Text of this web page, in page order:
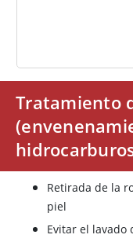
Tratamiento
Retirada de la
piel
Evitar el lavado